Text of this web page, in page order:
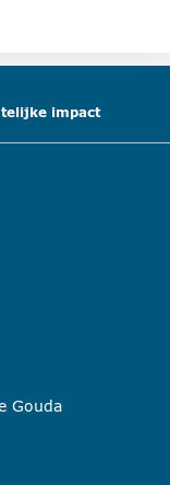
impact(huidige
Gouda